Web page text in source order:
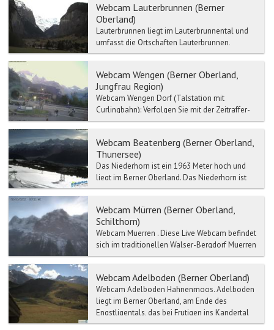
Webcam Lauterbrunnen (Berner
Oberland)
Lauterbrunnen liegt im Lauterbrunnental und
umfasst die Ortschaften Lauterbrunnen,
Wengen, Mürren, Gimmelwald, Stechelberg
Webcam Wengen (Berner Oberland,
Jungfrau Region)
Webcam Wengen Dorf (Talstation mit
Curlingbahn): Verfolgen Sie mit der Zeitraffer-
Webcam das Live Wetter-Wengen Dorf.
Webcam Beatenberg (Berner Oberland,
Thunersee)
Das Niederhorn ist ein 1963 Meter hoch und
liegt im Berner Oberland. Das Niederhorn ist
der Hausberg von Beatenberg. Es liegt
Webcam Mürren (Berner Oberland,
Schilthorn)
Webcam Muerren . Diese Live Webcam befindet
sich im traditionellen Walser-Bergdorf Muerren
im Berner Oberland in der Schweiz. Muerren...
Webcam Adelboden (Berner Oberland)
Webcam Adelboden Hahnenmoos. Adelboden
liegt im Berner Oberland, am Ende des
Engstligentals, das bei Frutigen ins Kandertal
mündet. Die S...